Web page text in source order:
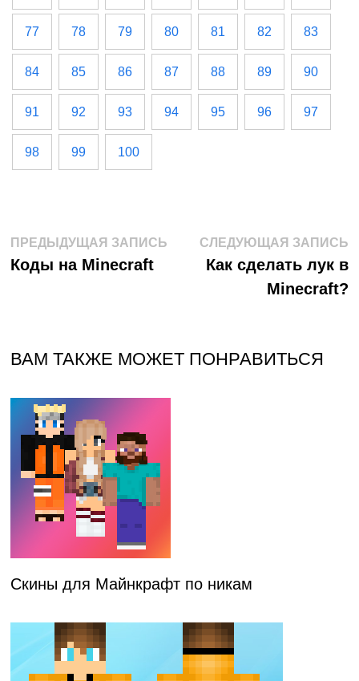
77 78 79 80 81 82 83
84 85 86 87 88 89 90
91 92 93 94 95 96 97
98 99 100
Навигация
по
ПРЕДЫДУЩАЯ ЗАПИСЬ Предыдущая
запись:
Коды на Minecraft
СЛЕДУЮЩАЯ ЗАПИСЬ
Как сделать лук в
Minecraft?
ВАМ ТАКЖЕ МОЖЕТ ПОНРАВИТЬСЯ
Скины для Майнкрафт по никам